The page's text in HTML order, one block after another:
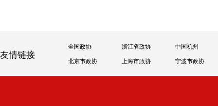
友情链接
全国政协 浙江省政协 中国杭州
北京市政协 上海市政协 宁波市政协